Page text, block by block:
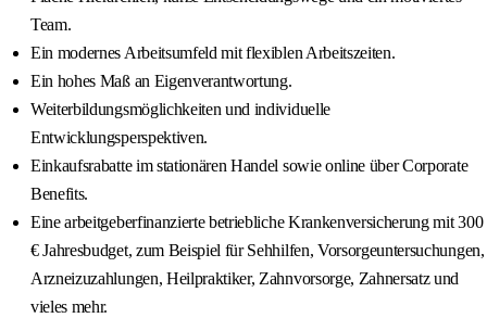
Team.
Ein modernes Arbeitsumfeld mit flexiblen Arbeitszeiten.
Ein hohes Maß an Eigenverantwortung.
Weiterbildungsmöglichkeiten und individuelle
Entwicklungsperspektiven.
Einkaufsrabatte im stationären Handel sowie online über Corporate
Benefits.
Eine arbeitgeberfinanzierte betriebliche Krankenversicherung mit 300
€ Jahresbudget, zum Beispiel für Sehhilfen, Vorsorgeuntersuchungen,
Arzneizuzahlungen, Heilpraktiker, Zahnvorsorge, Zahnersatz und
vieles mehr.